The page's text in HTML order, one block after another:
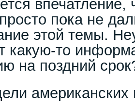
впечатление,
пока не
этой темы.
какую-то
на поздний